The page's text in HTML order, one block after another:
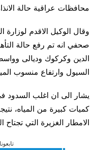
محافظات عراقية حالة
وقال الوكيل الاقدم
صحفي انه تم رفع حالة
الدين وكركوك وديالى
السيول وارتفاع منسوب
يشار الى ان اغلب السدود
كميات كبيرة من المياه،
الامطار الغزيرة التي تجتاح